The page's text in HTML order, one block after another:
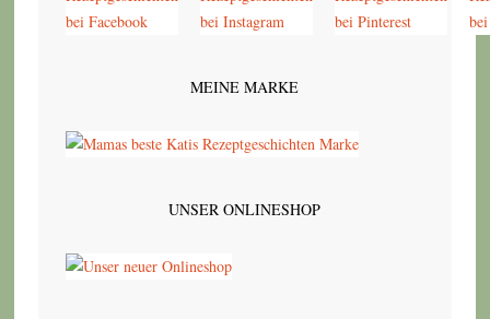
MEINE MARKE
UNSER ONLINESHOP